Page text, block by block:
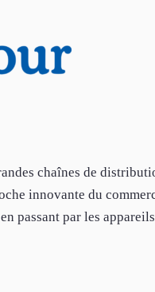
chaînes de
innovante du
passant par les